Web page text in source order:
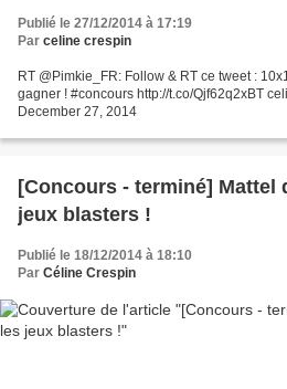
Publié le 27/12/2014 à 17:19
Par celine crespin
RT @Pimkie_FR: Follow & RT ce tweet :
gagner ! #concours http://t.co/Qjf62q2xBT
December 27, 2014
[Concours - terminé] Mattel
jeux blasters !
Publié le 18/12/2014 à 18:10
Par Céline Crespin